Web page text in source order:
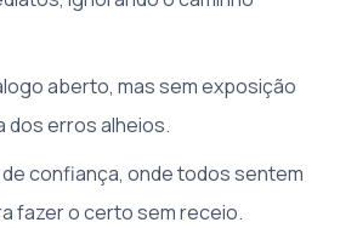
aberto, mas sem exposição
dos erros alheios.
confiança, onde todos sentem
fazer o certo sem receio.